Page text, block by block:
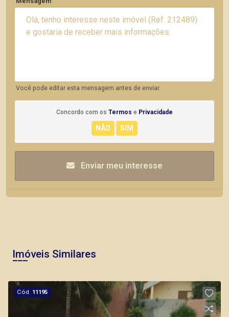
Você pode editar esta mensagem antes de enviar.
Concordo com os Termos e Privacidade
Enviar meu interesse
Imóveis Similares
Cód. 11195